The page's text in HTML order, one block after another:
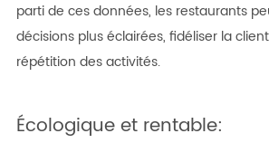
parti de ces données, les restaurants
décisions plus éclairées, fidéliser la
répétition des activités.
Écologique et rentable: